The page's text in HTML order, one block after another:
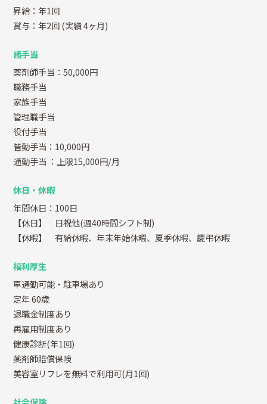
昇給：年1回
賞与：年2回(実績 4ヶ月)
諸手当
薬剤師手当：50,000円
職務手当
家族手当
管理職手当
役付手当
皆勤手当：10,000円
通勤手当 ：上限15,000円/月
休日・休暇
年間休日：100日
【休日】 日祝他(週40時間シフト制)
【休暇】 有給休暇、年末年始休暇、夏季休暇、慶弔休暇
福利厚生
車通勤可能・駐車場あり
定年 60歳
退職金制度あり
再雇用制度あり
健康診断(年1回)
薬剤師賠償保険
美容室リフレを無料で利用可(月1回)